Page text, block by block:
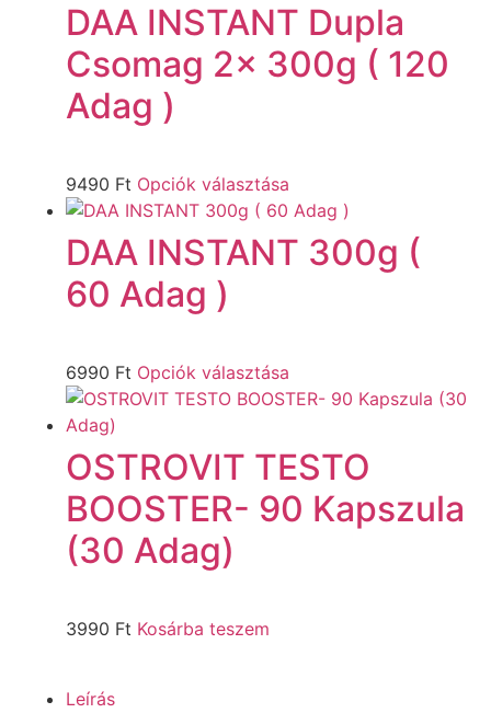
DAA INSTANT Dupla
Csomag 2x 300g ( 120
Adag )
9490 Ft Opciók választása
DAA INSTANT 300g (
60 Adag )
6990 Ft Opciók választása
OSTROVIT TESTO
BOOSTER- 90 Kapszula
(30 Adag)
3990 Ft Kosárba teszem
Leírás